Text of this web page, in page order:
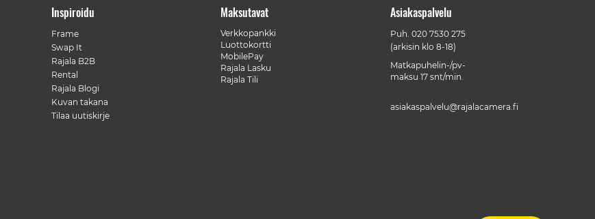
Inspiroidu
Frame
Swap It
Rajala B2B
Rental
Rajala Blogi
Kuvan takana
Tilaa uutiskirje
Maksutavat
Verkkopankki
Luottokortti
MobilePay
Rajala Lasku
Rajala Tili
Asiakaspalvelu
Puh. 020 7530 275
(arkisin klo 8-18)
Matkapuhelin-/pv-
maksu 17 snt/min.
asiakaspalvelu@rajalacamera.fi